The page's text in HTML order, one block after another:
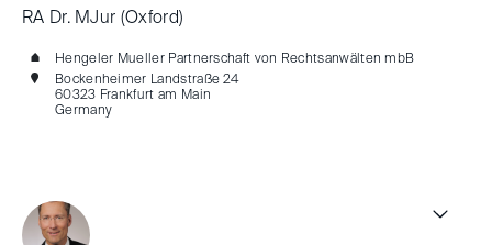
RA Dr. MJur (Oxford)
Hengeler Mueller Partnerschaft von Rechtsanwälten mbB
Bockenheimer Landstraße 24
60323 Frankfurt am Main
Germany